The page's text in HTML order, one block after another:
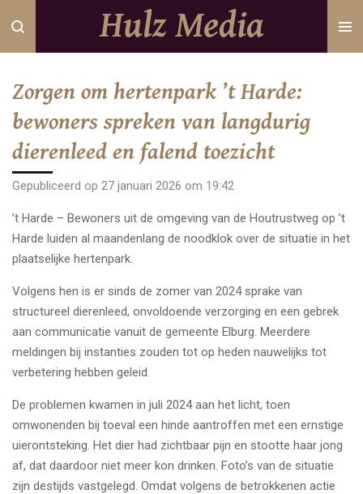
Ga
direct
hoofdinhoud
Hulz Media
Zorgen om hertenpark ’t Harde:
bewoners spreken van langdurig
dierenleed en falend toezicht
Gepubliceerd op 27 januari 2026 om 19:42
’t Harde – Bewoners uit de omgeving van de Houtrustweg op ’t
Harde luiden al maandenlang de noodklok over de situatie in het
plaatselijke hertenpark.
Volgens hen is er sinds de zomer van 2024 sprake van
structureel dierenleed, onvoldoende verzorging en een gebrek
aan communicatie vanuit de gemeente Elburg. Meerdere
meldingen bij instanties zouden tot op heden nauwelijks tot
verbetering hebben geleid.
De problemen kwamen in juli 2024 aan het licht, toen
omwonenden bij toeval een hinde aantroffen met een ernstige
uierontsteking. Het dier had zichtbaar pijn en stootte haar jong
af, dat daardoor niet meer kon drinken. Foto’s van de situatie
zijn destijds vastgelegd. Omdat volgens de betrokkenen actie